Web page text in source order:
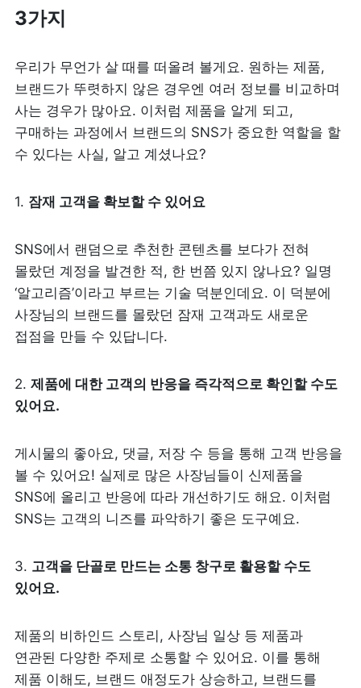
3가지
우리가 무언가 살 때를 떠올려 볼게요. 원하는 제품,
브랜드가 뚜렷하지 않은 경우엔 여러 정보를 비교하며
사는 경우가 많아요. 이처럼 제품을 알게 되고,
구매하는 과정에서 브랜드의 SNS가 중요한 역할을 할
수 있다는 사실, 알고 계셨나요?
1. 잠재 고객을 확보할 수 있어요
SNS에서 랜덤으로 추천한 콘텐츠를 보다가 전혀
몰랐던 계정을 발견한 적, 한 번쯤 있지 않나요? 일명
‘알고리즘’이라고 부르는 기술 덕분인데요. 이 덕분에
사장님의 브랜드를 몰랐던 잠재 고객과도 새로운
접점을 만들 수 있답니다.
2. 제품에 대한 고객의 반응을 즉각적으로 확인할 수도
있어요.
게시물의 좋아요, 댓글, 저장 수 등을 통해 고객 반응을
볼 수 있어요! 실제로 많은 사장님들이 신제품을
SNS에 올리고 반응에 따라 개선하기도 해요. 이처럼
SNS는 고객의 니즈를 파악하기 좋은 도구예요.
3. 고객을 단골로 만드는 소통 창구로 활용할 수도
있어요.
제품의 비하인드 스토리, 사장님 일상 등 제품과
연관된 다양한 주제로 소통할 수 있어요. 이를 통해
제품 이해도, 브랜드 애정도가 상승하고, 브랜드를